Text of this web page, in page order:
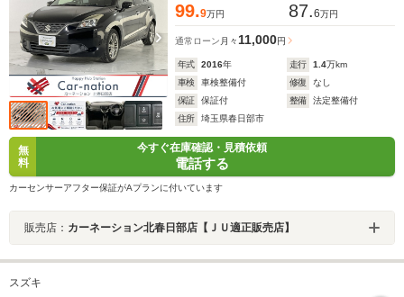
99.9万円 87.6万円
通常ローン 月々11,000円
年式 2016年 走行 1.4万km
車検
車検整備付 修復
なし
保証
保証付 整備
法定整備付
住所
埼玉県春日部市
無
料
今すぐ在庫確認・見積依頼
電話する
カーセンサーアフター保証がAプランに付いています
販売店： カーネーション北春日部店【ＪＵ適正販売店】
スズキ